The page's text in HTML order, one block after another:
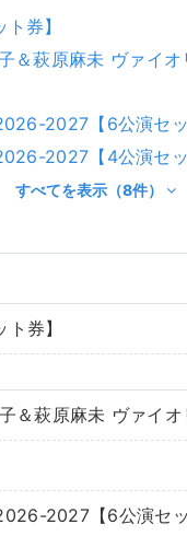
券】
＆萩原麻未 ヴァイ
2027【6公演セッ
2027【4公演セッ
すべてを表示（8件）
券】
＆萩原麻未 ヴァイ
2027【6公演セッ